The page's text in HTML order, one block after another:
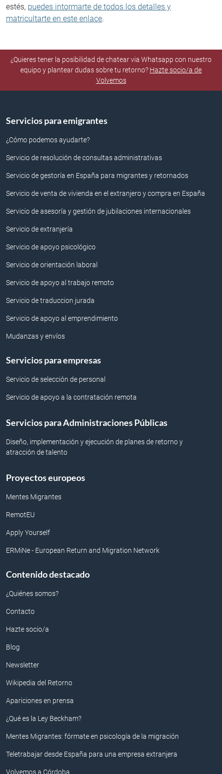
estés, puedes intormarte de todos los detalles y
matricultarte en este enlace.
¿Quieres tener la posibilidad de chatear via Whatsapp con nuestro
equipo y plantear dudas sobre tu retorno? Hazte socio/a de
Volvemos
Servicios para emigrantes
¿Cómo podemos ayudarte?
Servicio de resolución de consultas administrativas
Servicio de gestoría en España para migrantes y retornados
Servicio de venta de vivienda en el extranjero y compra en España
Servicio de asesoría y gestión de jubilaciones internacionales
Servicio de extranjería
Servicio de apoyo psicológico
Servicio de orientación laboral
Servicio de apoyo al trabajo remoto
Servicio de traduccion jurada
Servicio de apoyo al emprendimiento
Mudanzas y envíos
Servicios para empresas
Servicio de selección de personal
Servicio de apoyo a la contratación remota
Servicios para Administraciones Públicas
Diseño, implementación y ejecución de planes de retorno y
atracción de talento
Proyectos europeos
Mentes Migrantes
RemotEU
Apply Yourself
ERMiNe - European Return and Migration Network
Contenido destacado
¿Quiénes somos?
Contacto
Hazte socio/a
Blog
Newsletter
Wikipedia del Retorno
Apariciones en prensa
¿Qué es la Ley Beckham?
Mentes Migrantes: fórmate en psicología de la migración
Teletrabajar desde España para una empresa extranjera
Volvemos a Córdoba